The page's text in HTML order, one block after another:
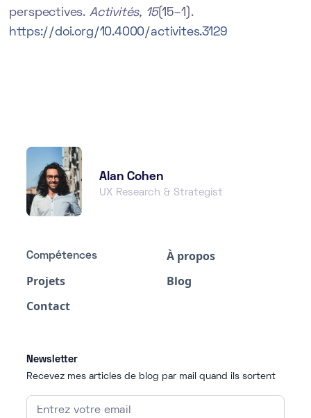
perspectives. Activités, 15(15–1).
https://doi.org/10.4000/activites.3129
Alan Cohen
UX Research & Strategist
Compétences
À propos
Projets
Blog
Contact
Newsletter
Recevez mes articles de blog par mail quand ils sortent